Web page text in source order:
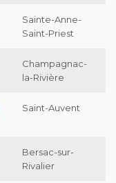
Sainte-Anne-
Saint-Priest
Champagnac-
la-Rivière
Saint-Auvent
Bersac-sur-
Rivalier